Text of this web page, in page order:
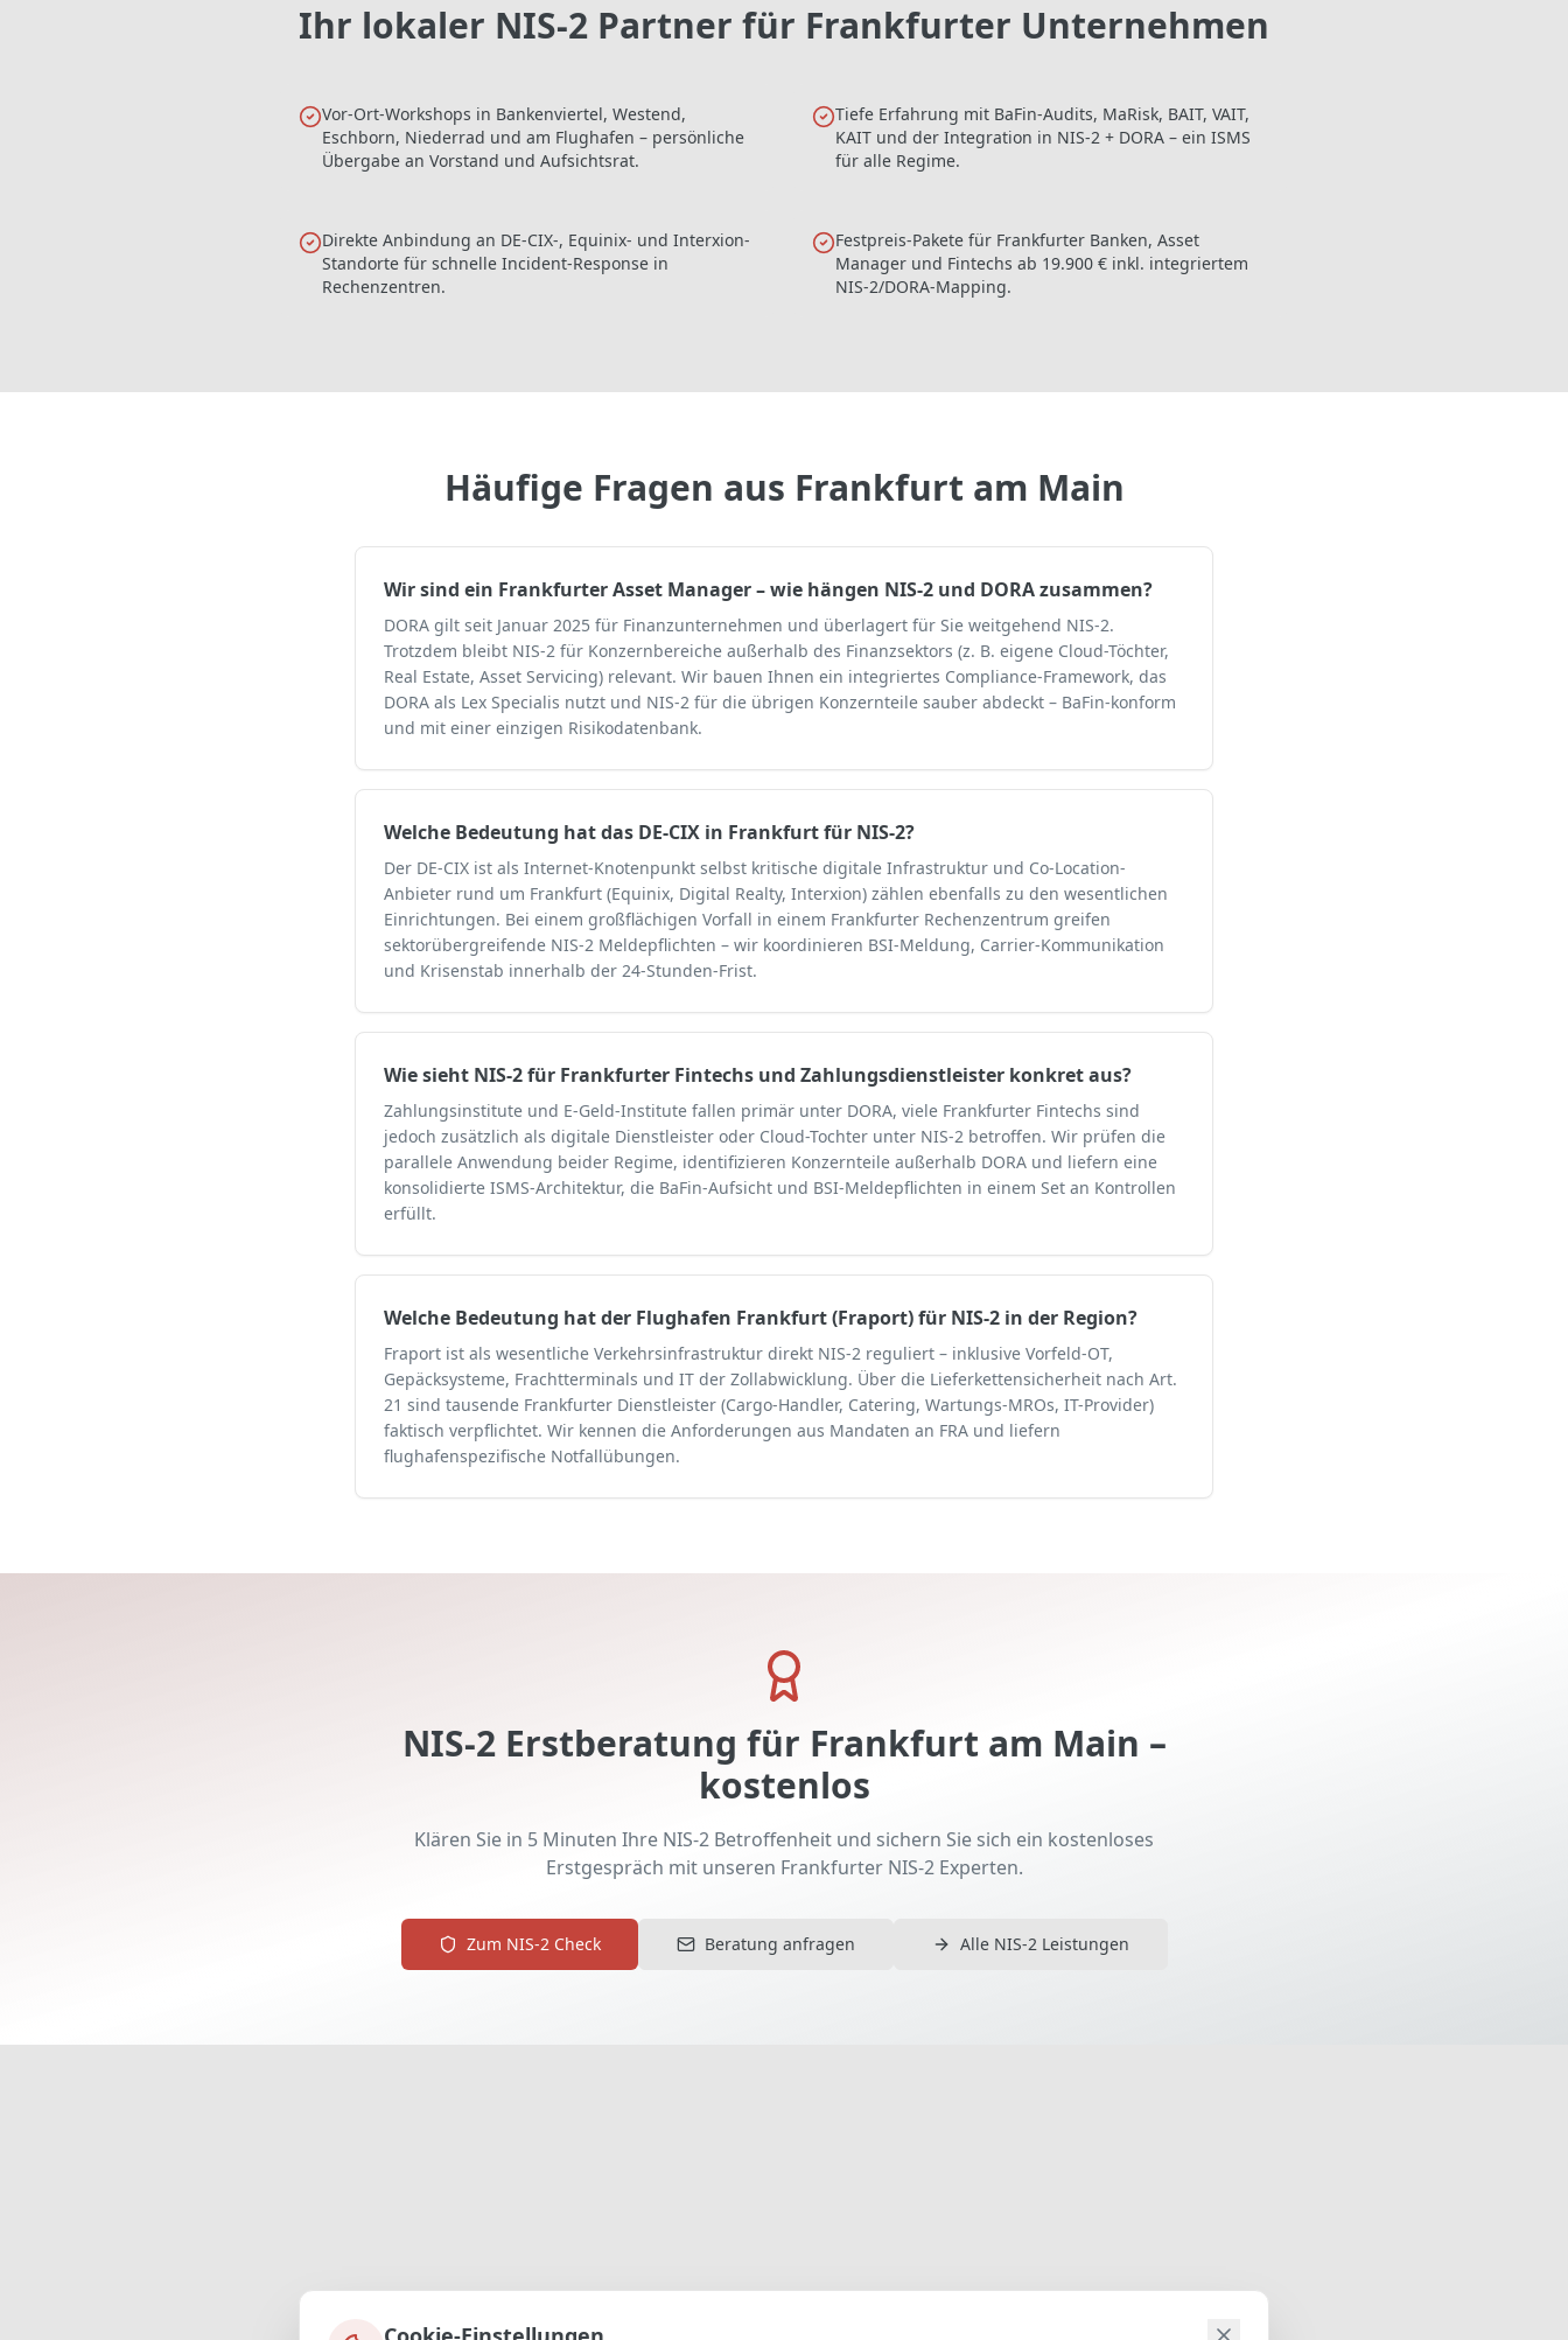
Ihr lokaler NIS-2 Partner für Frankfurter Unternehmen
Vor-Ort-Workshops in Bankenviertel, Westend,
Eschborn, Niederrad und am Flughafen – persönliche
Übergabe an Vorstand und Aufsichtsrat.
Tiefe Erfahrung mit BaFin-Audits, MaRisk, BAIT, VAIT,
KAIT und der Integration in NIS-2 + DORA – ein ISMS
für alle Regime.
Direkte Anbindung an DE-CIX-, Equinix- und Interxion-
Standorte für schnelle Incident-Response in
Rechenzentren.
Festpreis-Pakete für Frankfurter Banken, Asset
Manager und Fintechs ab 19.900 € inkl. integriertem
NIS-2/DORA-Mapping.
Häufige Fragen aus Frankfurt am Main
Wir sind ein Frankfurter Asset Manager – wie hängen NIS-2 und DORA zusammen?
DORA gilt seit Januar 2025 für Finanzunternehmen und überlagert für Sie weitgehend NIS-2.
Trotzdem bleibt NIS-2 für Konzernbereiche außerhalb des Finanzsektors (z. B. eigene Cloud-Töchter,
Real Estate, Asset Servicing) relevant. Wir bauen Ihnen ein integriertes Compliance-Framework, das
DORA als Lex Specialis nutzt und NIS-2 für die übrigen Konzernteile sauber abdeckt – BaFin-konform
und mit einer einzigen Risikodatenbank.
Welche Bedeutung hat das DE-CIX in Frankfurt für NIS-2?
Der DE-CIX ist als Internet-Knotenpunkt selbst kritische digitale Infrastruktur und Co-Location-
Anbieter rund um Frankfurt (Equinix, Digital Realty, Interxion) zählen ebenfalls zu den wesentlichen
Einrichtungen. Bei einem großflächigen Vorfall in einem Frankfurter Rechenzentrum greifen
sektorübergreifende NIS-2 Meldepflichten – wir koordinieren BSI-Meldung, Carrier-Kommunikation
und Krisenstab innerhalb der 24-Stunden-Frist.
Wie sieht NIS-2 für Frankfurter Fintechs und Zahlungsdienstleister konkret aus?
Zahlungsinstitute und E-Geld-Institute fallen primär unter DORA, viele Frankfurter Fintechs sind
jedoch zusätzlich als digitale Dienstleister oder Cloud-Tochter unter NIS-2 betroffen. Wir prüfen die
parallele Anwendung beider Regime, identifizieren Konzernteile außerhalb DORA und liefern eine
konsolidierte ISMS-Architektur, die BaFin-Aufsicht und BSI-Meldepflichten in einem Set an Kontrollen
erfüllt.
Welche Bedeutung hat der Flughafen Frankfurt (Fraport) für NIS-2 in der Region?
Fraport ist als wesentliche Verkehrsinfrastruktur direkt NIS-2 reguliert – inklusive Vorfeld-OT,
Gepäcksysteme, Frachtterminals und IT der Zollabwicklung. Über die Lieferkettensicherheit nach Art.
21 sind tausende Frankfurter Dienstleister (Cargo-Handler, Catering, Wartungs-MROs, IT-Provider)
faktisch verpflichtet. Wir kennen die Anforderungen aus Mandaten an FRA und liefern
flughafenspezifische Notfallübungen.
NIS-2 Erstberatung für Frankfurt am Main –
kostenlos
Klären Sie in 5 Minuten Ihre NIS-2 Betroffenheit und sichern Sie sich ein kostenloses
Erstgespräch mit unseren FrankfurterNIS-2 Experten.
Zum NIS-2 Check Beratung anfragen Alle NIS-2 Leistungen
KI-Assistent • Online